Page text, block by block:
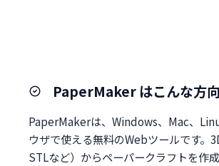
PaperMaker はこんな方
PaperMakerは、Windows、Mac、
ウザで使える無料のWebツールです。
STLなど）からペーパークラフトを作